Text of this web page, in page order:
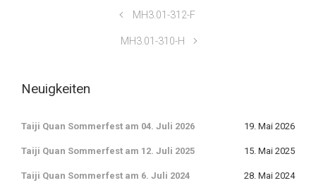
MH3.01-312-F
MH3.01-310-H
Neuigkeiten
Taiji Quan Sommerfest am 04. Juli 2026 19. Mai 2026
Taiji Quan Sommerfest am 12. Juli 2025 15. Mai 2025
Taiji Quan Sommerfest am 6. Juli 2024 28. Mai 2024